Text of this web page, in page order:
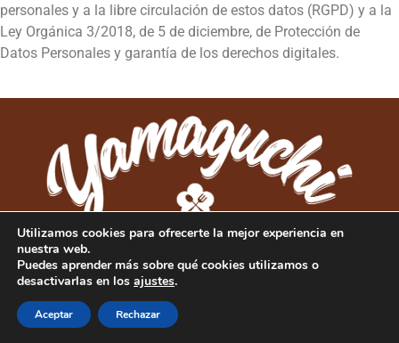
NOSOTROS CARTA
personales y a la libre circulación de estos datos (RGPD) y a la
Ley Orgánica 3/2018, de 5 de diciembre, de Protección de
Datos Personales y garantía de los derechos digitales.
AVISO LEGAL|POLÍTICA DE PRIVACIDAD
DISEÑO Y DESARROLLO DE JH.CHEN
Utilizamos cookies para ofrecerte la mejor experiencia en
nuestra web.
Puedes aprender más sobre qué cookies utilizamos o
desactivarlas en los ajustes.
Aceptar Rechazar